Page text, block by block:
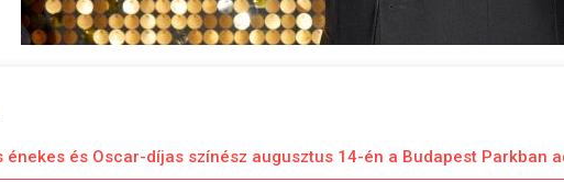
énekes és Oscar-díjas színész augusztus 14-én a Budapest Parkban